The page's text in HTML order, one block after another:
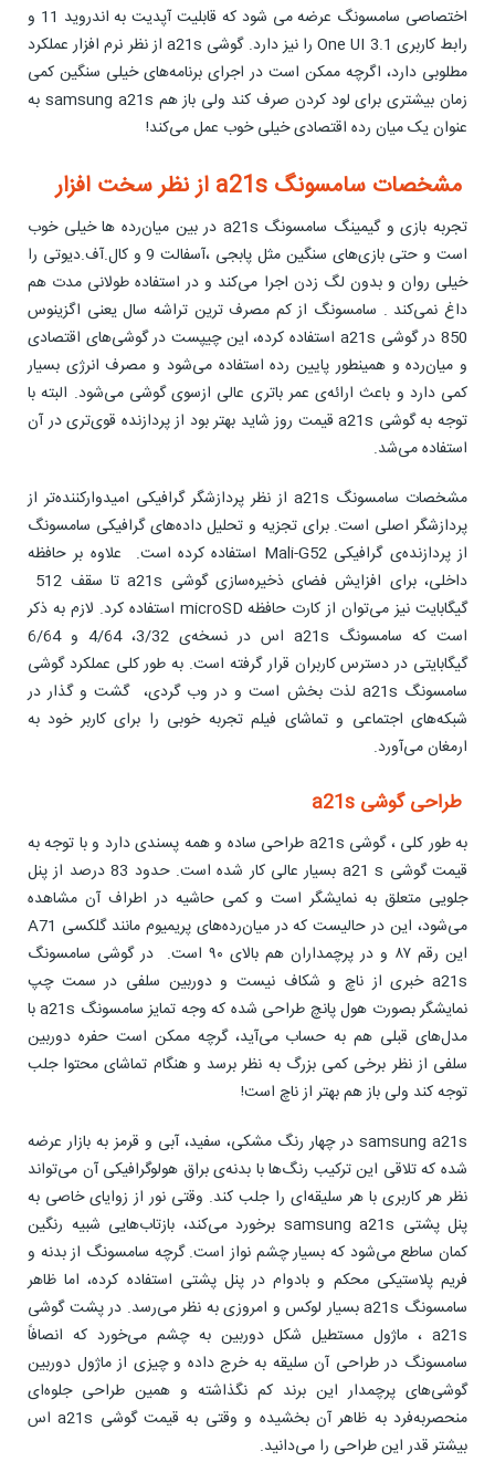
اختصاصی سامسونگ عرضه می شود که قابلیت آپدیت به اندروید 11 و
رابط کاربری One UI 3.1 را نیز دارد. گوشی a21s از نظر نرم افزار عملکرد
مطلوبی دارد، اگرچه ممکن است در اجرای برنامه‌های خیلی سنگین کمی
زمان بیشتری برای لود کردن صرف کند ولی باز هم samsung a21s به
عنوان یک میان رده اقتصادی خیلی خوب عمل می‌کند!
مشخصات سامسونگ a21s از نظر سخت افزار
تجربه بازی و گیمینگ سامسونگ a21s در بین میان‌رده ها خیلی خوب
است و حتی بازی‌های سنگین مثل پابجی ،آسفالت 9 و کال.آف.دیوتی را
خیلی روان و بدون لگ زدن اجرا می‌کند و در استفاده طولانی ‌مدت هم
داغ نمی‌کند . سامسونگ از کم مصرف ترین تراشه سال یعنی اگزینوس
850 در گوشی a21s استفاده کرده، این چیپست در گوشی‌های اقتصادی
و میان‌رده و همینطور پایین رده استفاده می‌شود و مصرف انرژی بسیار
کمی دارد و باعث ارائه‌ی عمر باتری عالی ازسوی گوشی می‌شود. البته با
توجه به گوشی a21s قیمت روز شاید بهتر بود از پردازنده قوی‌تری در آن
استفاده می‌شد.
مشخصات سامسونگ a21s از نظر پردازشگر گرافیکی امیدوارکننده‌تر از
پردازشگر اصلی است. برای تجزیه و تحلیل داده‌های گرافیکی سامسونگ
از پردازنده‌ی گرافیکی Mali-G52 استفاده کرده است. علاوه بر حافظه
گیگابایت نیز می‌توان از کارت حافظه microSD استفاده کرد. لازم به ذکر
است که سامسونگ a21s اس در نسخه‌ی 3/32، 4/64 و 6/64
گیگابایتی در ‌دسترس کاربران قرار گرفته است. به طور کلی عملکرد گوشی
سامسونگ a21s لذت بخش است و در وب گردی، گشت و گذار در
شبکه‌های اجتماعی و تماشای فیلم تجربه خوبی را برای کاربر خود به
ارمغان می‌آورد.
طراحی گوشی a21s
به طور کلی ، گوشی a21s طراحی ساده و همه پسندی دارد و با توجه به
قیمت گوشی a21 s بسیار عالی کار شده است. حدود 83 درصد از پنل
جلویی متعلق به نمایشگر است و کمی حاشیه در اطراف آن مشاهده
می‌شود، این در حالیست که در میان‌رده‌های پریمیوم مانند گلکسی A71
این رقم ۸۷ و در پرچمداران هم بالای ۹۰ است. در گوشی سامسونگ
a21s خبری از ناچ و شکاف نیست و دوربین سلفی در سمت چپ
نمایشگر بصورت هول پانچ طراحی شده که وجه تمایز سامسونگ a21s با
مدل‌های قبلی هم به حساب می‌آید، گرچه ممکن است حفره دوربین
سلفی از نظر برخی کمی بزرگ به نظر برسد و هنگام تماشای محتوا جلب
توجه کند ولی باز هم بهتر از ناچ است!
samsung a21s در چهار رنگ مشکی، سفید، آبی و قرمز به بازار عرضه
شده که تلاقی این ترکیب رنگ‌ها با بدنه‌ی براق هولوگرافیکی آن می‌تواند
نظر هر کاربری با هر سلیقه‌ای را جلب کند. وقتی نور از زوایای خاصی به
پنل پشتی samsung a21s برخورد می‌کند، بازتاب‌هایی شبیه رنگین
کمان ساطع می‌شود که بسیار چشم نواز است. گرچه سامسونگ از بدنه و
فریم پلاستیکی محکم و بادوام در پنل پشتی استفاده کرده، اما ظاهر
سامسونگ a21s بسیار لوکس و امروزی به نظر می‌رسد. در پشت گوشی
a21s ، ماژول مستطیل شکل دوربین به چشم می‌خورد که انصافاً
سامسونگ در طراحی آن سلیقه به خرج داده و چیزی از ماژول‌ دوربین
گوشی‌های پرچمدار این برند کم نگذاشته و همین طراحی جلوه‌ای
منحصر‌به‌فرد به ظاهر آن بخشیده و وقتی به قیمت گوشی a21s اس
بیشتر قدر این طراحی را می‌دانید.